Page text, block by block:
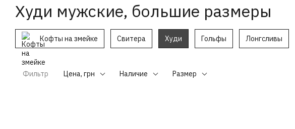
Худи мужские, большие размеры
Кофты на змейке Свитера Худи Гольфы Лонгсливы
Фильтр Цена, грн Наличие Размер